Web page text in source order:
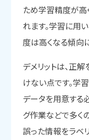
ため学習精度が高
れます。学習に用
度は高くなる傾向
デメリットは、正
けない点です。学
データを用意する
グ作業などで多く
誤った情報をラベ